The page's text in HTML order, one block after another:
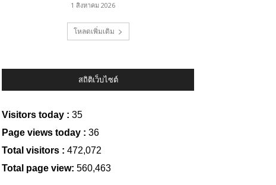
1 สิงหาคม 2026
โหลดเพิ่มเติม
สถิติเว็บไซต์
Visitors today : 35
Page views today : 36
Total visitors : 472,072
Total page view: 560,463